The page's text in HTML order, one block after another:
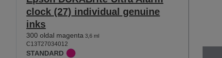
clock (27) individual genuine
inks
300 oldal magenta 3,6 ml
C13T27034012
STANDARD